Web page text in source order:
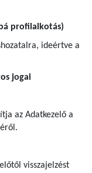
profilalkotás)
ideértve a
jogai
az Adatkezelő a
visszajelzést